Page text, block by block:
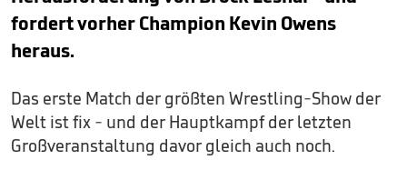
fordert vorher Champion Kevin Owens
heraus.
Das erste Match der größten Wrestling-Show der
Welt ist fix - und der Hauptkampf der letzten
Großveranstaltung davor gleich auch noch.